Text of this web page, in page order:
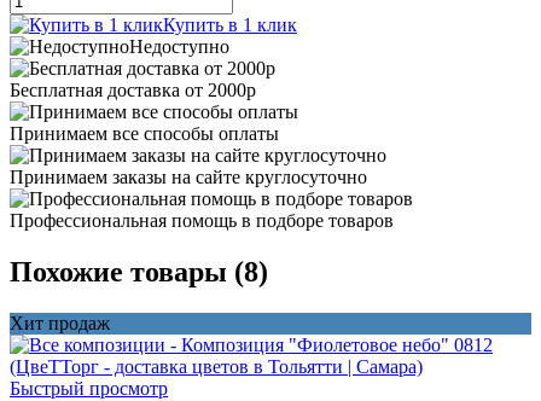
Купить в 1 клик
Недоступно
Бесплатная доставка от 2000р
Принимаем все способы оплаты
Принимаем заказы на сайте круглосуточно
Профессиональная помощь в подборе товаров
Похожие товары (8)
Хит продаж
Быстрый просмотр